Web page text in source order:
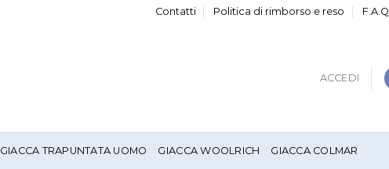
Contatti Politica di rimborso e reso F.A.Q
ACCEDI
GIACCA TRAPUNTATA UOMO GIACCA WOOLRICH GIACCA COLMAR